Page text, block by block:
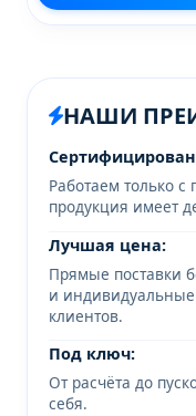
НАШИ
Работаем только
продукция имеет
Лучшая цена:
Прямые поставки
и
клиентов.
Под ключ:
От расчёта до
себя.